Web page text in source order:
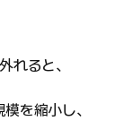
れると、
を縮小し、